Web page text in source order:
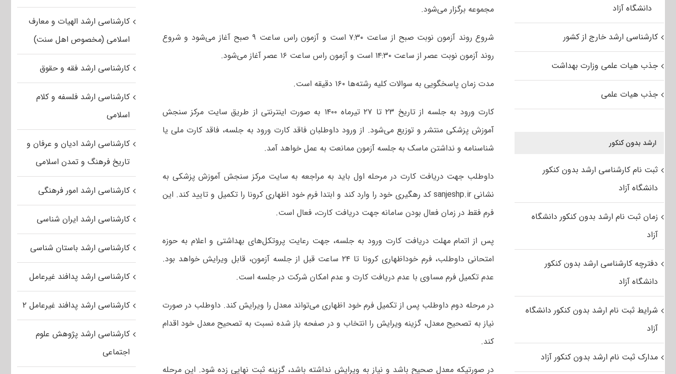
مجموعه برگزار می‌شود.
شروع روند آزمون نوبت صبح از ساعت ۷:۳۰ است و آزمون راس ساعت ۹ صبح آغاز می‌شود و شروع
روند آزمون نوبت عصر از ساعت ۱۴:۳۰ است و آزمون راس ساعت ۱۶ عصر آغاز می‌شود.
مدت زمان پاسخگویی به سوالات کلیه رشته‌ها ۱۶۰ دقیقه است.
کارت ورود به جلسه از تاریخ ۲۳ تا ۲۷ تیرماه ۱۴۰۰ به صورت اینترنتی از طریق سایت مرکز سنجش
آموزش پزشکی منتشر و توزیع می‌شود. از ورود داوطلبان فاقد کارت ورود به جلسه، فاقد کارت ملی یا
شناسنامه و نداشتن ماسک به جلسه آزمون ممانعت به عمل خواهد آمد.
داوطلب جهت دریافت کارت در مرحله اول باید به مراجعه به سایت مرکز سنجش آموزش پزشکی به
نشانی sanjeshp.ir کد رهگیری خود را وارد کند و ابتدا فرم خود اظهاری کرونا را تکمیل و تایید کند. این
فرم فقط در زمان فعال بودن سامانه جهت دریافت کارت، فعال است.
پس از اتمام مهلت دریافت کارت ورود به جلسه، جهت رعایت پروتکل‌های بهداشتی و اعلام به حوزه
امتحانی داوطلب، فرم خوداظهاری کرونا تا ۲۴ ساعت قبل از جلسه آزمون، قابل ویرایش خواهد بود.
عدم تکمیل فرم مساوی با عدم دریافت کارت و عدم امکان شرکت در جلسه است.
در مرحله دوم داوطلب پس از تکمیل فرم خود اظهاری می‌تواند معدل را ویرایش کند. داوطلب در صورت
نیاز به تصحیح معدل، گزینه ویرایش را انتخاب و در صفحه باز شده نسبت به تصحیح معدل خود اقدام
کند.
در صورتیکه معدل صحیح باشد و نیاز به ویرایش نداشته باشد، گزینه ثبت نهایی زده شود. این مرحله
کارشناسی ارشد الهیات و معارف
اسلامی (مخصوص اهل سنت)
کارشناسی ارشد فقه و حقوق
کارشناسی ارشد فلسفه و کلام
اسلامی
کارشناسی ارشد ادیان و عرفان و
تاریخ فرهنگ و تمدن اسلامی
کارشناسی ارشد امور فرهنگی
کارشناسی ارشد ایران شناسی
کارشناسی ارشد باستان شناسی
کارشناسی ارشد پدافند غیرعامل
کارشناسی ارشد پدافند غیرعامل ۲
کارشناسی ارشد پژوهش علوم
اجتماعی
دانشگاه آزاد
کارشناسی ارشد خارج از کشور
جذب هیات علمی وزارت بهداشت
جذب هیات علمی
ارشد بدون کنکور
ثبت نام کارشناسی ارشد بدون کنکور
دانشگاه آزاد
زمان ثبت نام ارشد بدون کنکور دانشگاه
آزاد
دفترچه کارشناسی ارشد بدون کنکور
دانشگاه آزاد
شرایط ثبت نام ارشد بدون کنکور دانشگاه
آزاد
مدارک ثبت نام ارشد بدون کنکور آزاد